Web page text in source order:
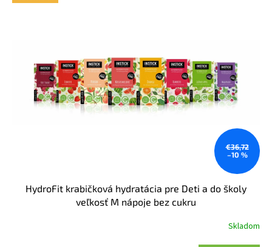
€36,72
–10 %
HydroFit krabičková hydratácia pre Deti a do školy
veľkosť M nápoje bez cukru
Skladom